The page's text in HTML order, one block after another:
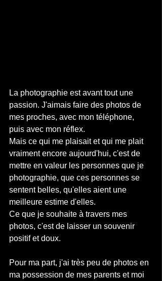
La photographie est avant tout une
passion. J'aimais faire des photos de
mes proches, avec mon téléphone,
puis avec mon réflex.
Mais ce qui me plaisait et qui me plait
vraiment encore aujourd'hui, c'est de
mettre en valeur les personnes que je
photographie, que ces personnes se
sentent belles, qu'elles aient une
meilleure estime d'elles.
Ce que je souhaite à travers mes
photos, c'est de laisser un souvenir
positif et doux.
Pour ma part, j'ai très peu de photos en
ma possession de mes parents et moi